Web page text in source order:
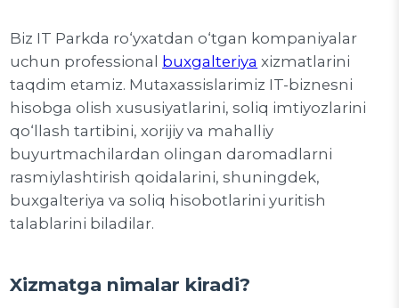
Biz IT Parkda ro‘yxatdan o‘tgan kompaniyalar
uchun professional buxgalteriya xizmatlarini
taqdim etamiz. Mutaxassislarimiz IT-biznesni
hisobga olish xususiyatlarini, soliq imtiyozlarini
qo‘llash tartibini, xorijiy va mahalliy
buyurtmachilardan olingan daromadlarni
rasmiylashtirish qoidalarini, shuningdek,
buxgalteriya va soliq hisobotlarini yuritish
talablarini biladilar.
Xizmatga nimalar kiradi?